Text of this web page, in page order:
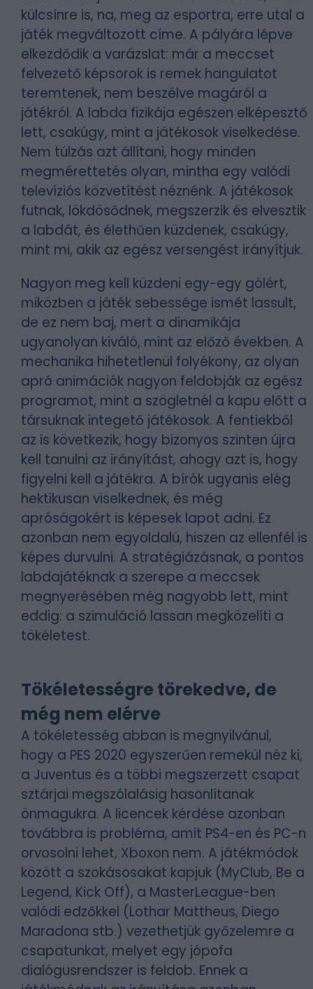
külcsínre is, na, meg az esportra, erre utal a
játék megváltozott címe. A pályára lépve
elkezdődik a varázslat: már a meccset
felvezető képsorok is remek hangulatot
teremtenek, nem beszélve magáról a
játékról. A labda fizikája egészen elképesztő
lett, csakúgy, mint a játékosok viselkedése.
Nem túlzás azt állítani, hogy minden
megmérettetés olyan, mintha egy valódi
televíziós közvetítést néznénk. A játékosok
futnak, lökdösődnek, megszerzik és elvesztik
a labdát, és élethűen küzdenek, csakúgy,
mint mi, akik az egész versengést irányítjuk.
Nagyon meg kell küzdeni egy-egy gólért,
miközben a játék sebessége ismét lassult,
de ez nem baj, mert a dinamikája
ugyanolyan kiváló, mint az előző években. A
mechanika hihetetlenül folyékony, az olyan
apró animációk nagyon feldobják az egész
programot, mint a szögletnél a kapu előtt a
társuknak integető játékosok. A fentiekből
az is következik, hogy bizonyos szinten újra
kell tanulni az irányítást, ahogy azt is, hogy
figyelni kell a játékra. A bírók ugyanis elég
hektikusan viselkednek, és még
apróságokért is képesek lapot adni. Ez
azonban nem egyoldalú, hiszen az ellenfél is
képes durvulni. A stratégiázásnak, a pontos
labdajátéknak a szerepe a meccsek
megnyerésében még nagyobb lett, mint
eddig: a szimuláció lassan megközelíti a
tökéletest.
Tökéletességre törekedve, de
még nem elérve
A tökéletesség abban is megnyilvánul,
hogy a PES 2020 egyszerűen remekül néz ki,
a Juventus és a többi megszerzett csapat
sztárjai megszólalásig hasonlítanak
önmagukra. A licencek kérdése azonban
továbbra is probléma, amit PS4-en és PC-n
orvosolni lehet, Xboxon nem. A játékmódok
között a szokásosakat kapjuk (MyClub, Be a
Legend, Kick Off), a MasterLeague-ben
valódi edzőkkel (Lothar Mattheus, Diego
Maradona stb.) vezethetjük győzelemre a
csapatunkat, melyet egy jópofa
dialógusrendszer is feldob. Ennek a